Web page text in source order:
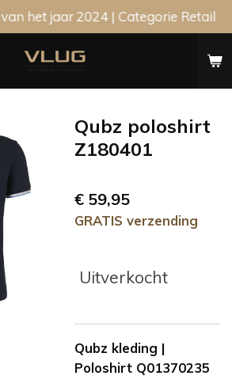
het jaar 2024 | Categorie Retail
Qubz poloshirt
Z180401
€ 59,95
GRATIS verzending
Uitverkocht
Qubz kleding |
Poloshirt Q01370235